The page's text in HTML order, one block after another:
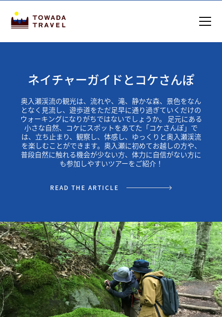
ネイチャーガイドとコケさんぽ
奥入瀬渓流の観光は、流れや、滝、静かな森、景色をなん
となく見流し、遊歩道をただ足早に通り過ぎていくだけの
ウォーキングになりがちではないでしょうか。 足元にある
小さな自然、コケにスポットをあてた「コケさんぽ」で
は、立ち止まり、観察し、体感し、ゆっくりと奥入瀬渓流
を楽しむことができます。奥入瀬に初めてお越しの方や、
普段自然に触れる機会が少ない方、体力に自信がない方に
も参加しやすいツアーをご紹介！
READ THE ARTICLE